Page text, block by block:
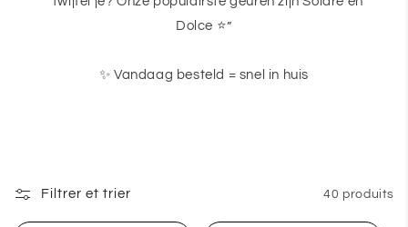
Dolce ⭐”
✨ Vandaag besteld = snel in huis
Filtrer et trier 40 produits